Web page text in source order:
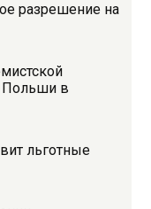
разрешение на
Польши в
льготные